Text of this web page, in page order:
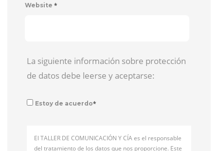
Website *
La siguiente información sobre protección
de datos debe leerse y aceptarse:
Estoy de acuerdo*
El TALLER DE COMUNICACIÓN Y CÍA es el responsable
del tratamiento de los datos que nos proporcione. Este